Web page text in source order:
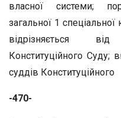
власної системи;
загальної 1
відрізняється
Конституційного Суду;
суддів Конституційного
-470-